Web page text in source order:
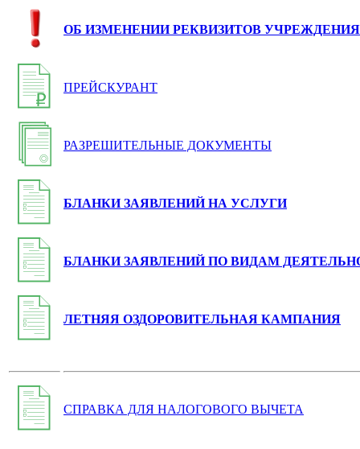
ОБ ИЗМЕНЕНИИ РЕКВИЗИТОВ УЧРЕЖДЕНИЯ
ПРЕЙСКУРАНТ
РАЗРЕШИТЕЛЬНЫЕ ДОКУМЕНТЫ
БЛАНКИ ЗАЯВЛЕНИЙ НА УСЛУГИ
БЛАНКИ ЗАЯВЛЕНИЙ ПО ВИДАМ
ЛЕТНЯЯ ОЗДОРОВИТЕЛЬНАЯ КАМПАНИЯ
СПРАВКА ДЛЯ НАЛОГОВОГО ВЫЧЕТА